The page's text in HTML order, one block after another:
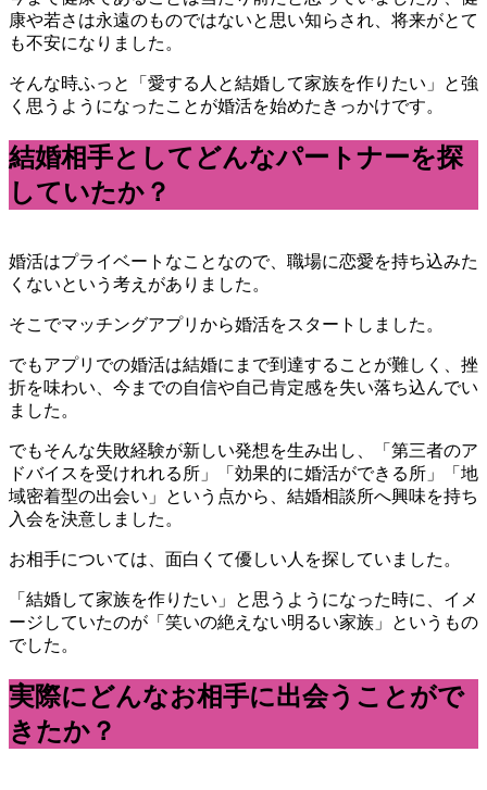
康や若さは永遠のものではないと思い知らされ、将来がとて
も不安になりました。
そんな時ふっと「愛する人と結婚して家族を作りたい」と強
く思うようになったことが婚活を始めたきっかけです。
結婚相手としてどんなパートナーを探
していたか？
婚活はプライベートなことなので、職場に恋愛を持ち込みた
くないという考えがありました。
そこでマッチングアプリから婚活をスタートしました。
でもアプリでの婚活は結婚にまで到達することが難しく、挫
折を味わい、今までの自信や自己肯定感を失い落ち込んでい
ました。
でもそんな失敗経験が新しい発想を生み出し、「第三者のア
ドバイスを受けれれる所」「効果的に婚活ができる所」「地
域密着型の出会い」という点から、結婚相談所へ興味を持ち
入会を決意しました。
お相手については、面白くて優しい人を探していました。
「結婚して家族を作りたい」と思うようになった時に、イメ
ージしていたのが「笑いの絶えない明るい家族」というもの
でした。
実際にどんなお相手に出会うことがで
きたか？